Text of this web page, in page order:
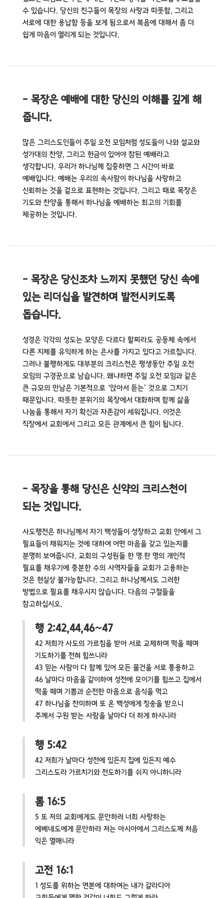
수 있습니다. 당신의 친구들이 목장의 사랑과 따뜻함, 그리고
서로에 대한 용납함 등을 보게 됨으로서 복음에 대해서 좀 더
쉽게 마음이 열리게 되는 것입니다.
- 목장은 예배에 대한 당신의 이해를 깊게 해
줍니다.
많은 그리스도인들이 주일 오전 모임처럼 성도들이 나와 설교와
성가대의 찬양, 그리고 헌금이 있어야 참된 예배라고
생각합니다. 우리가 하나님께 집중하면 그 시간이 바로
예배입니다. 예배는 우리의 속사람이 하나님을 사랑하고
신뢰하는 것을 겉으로 표현하는 것입니다. 그리고 때로 목장은
기도와 찬양을 통해서 하나님을 예배하는 최고의 기회를
제공하는 것입니다.
- 목장은 당신조차 느끼지 못했던 당신 속에
있는 리더십을 발견하며 발전시키도록
돕습니다.
성경은 각각의 성도는 모양은 다르다 할찌라도 공동체 속에서
다른 지체를 유익하게 하는 은사를 가지고 있다고 가르칩니다.
그러나 불행하게도 대부분의 크리스천은 평생동안 주일 오전
모임의 구경꾼으로 남습니다. 왜냐하면 주일 오전 모임과 같은
큰 규모의 만남은 기본적으로 ‘앉아서 듣는’ 것으로 그치기
때문입니다. 따뜻한 분위기의 목장에서 대화하며 함께 삶을
나눔을 통해서 자기 확신과 자존감이 세워집니다. 이것은
직장에서 교회에서 그리고 모든 관계에서 큰 힘이 됩니다.
- 목장을 통해 당신은 신약의 크리스천이
되는 것입니다.
사도행전은 하나님께서 자기 백성들이 성장하고 교회 안에서 그
필요들이 채워지는 것에 대하여 어떤 마음을 갖고 있는지를
분명히 보여줍니다. 교회의 구성원들 한 명 한 명의 개인적
필요를 채우기에 충분한 수의 사역자들을 교회가 고용하는
것은 현실상 불가능합니다. 그리고 하나남께서도 그러한
방법으로 필요를 채우시지 않습니다. 다음의 구절들을
참고하십시오.
행 2:42,44,46～47
42 저희가 사도의 가르침을 받아 서로 교제하며 떡을 떼며
기도하기를 전혀 힘쓰니라
43 믿는 사람이 다 함께 있어 모든 물건을 서로 통용하고
46 날마다 마음을 같이하여 성전에 모이기를 힘쓰고 집에서
떡을 떼며 기쁨과 순전한 마음으로 음식을 먹고
47 하나님을 찬미하며 또 온 백성에게 칭송을 받으니
주께서 구원 받는 사람을 날마다 더 하게 하시니라
행 5:42
42 저희가 날마다 성전에 있든지 집에 있든지 예수
그리스도라 가르치기와 전도하기를 쉬지 아니하니라
롬 16:5
5 또 저의 교회에게도 문안하러 너희 사랑하는
에베네도에게 문안하라 저는 아시아에서 그리스도께 처음
익은 열매니라
고전 16:1
1 성도를 위하는 연본에 대하여는 내가 갈라디아